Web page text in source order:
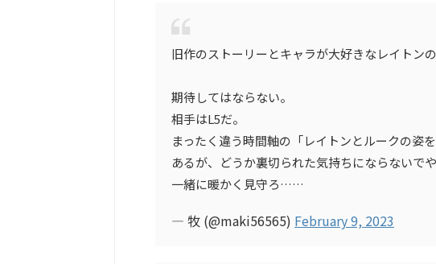
旧作のストーリーとキャラが大好きなレイトン
期待してはならない。
相手はL5だ。
まったく違う時間軸の「レイトンとルークの姿
あるが、どうか裏切られた気持ちにならないで
一緒に暖かく見守ろ……
— 牧 (@maki56565) February 9, 2023